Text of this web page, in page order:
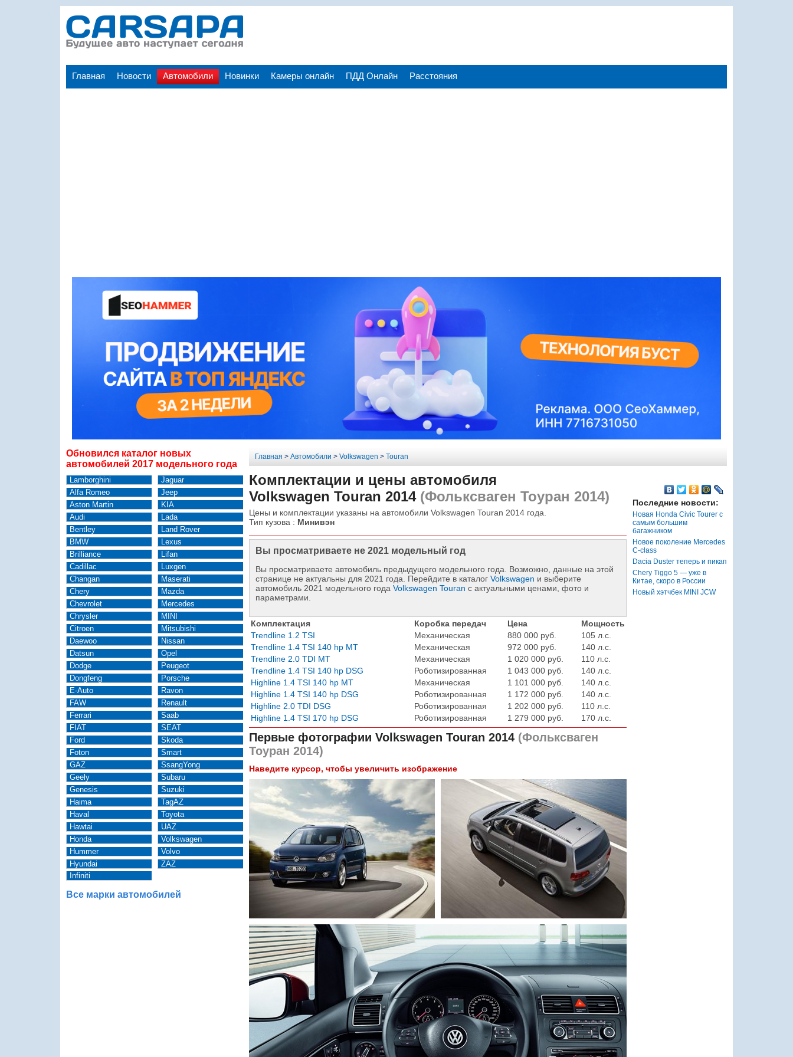
Главная Новости Автомобили Новинки Камеры онлайн ПДД Онлайн Расстояния
Обновился каталог новых
автомобилей 2017 модельного года
Lamborghini
Alfa Romeo
Aston Martin
Audi
Bentley
BMW
Brilliance
Cadillac
Changan
Chery
Chevrolet
Chrysler
Citroen
Daewoo
Datsun
Dodge
Dongfeng
E-Auto
FAW
Ferrari
FIAT
Ford
Foton
GAZ
Geely
Genesis
Haima
Haval
Hawtai
Honda
Hummer
Hyundai
Infiniti
Jaguar
Jeep
KIA
Lada
Land Rover
Lexus
Lifan
Luxgen
Maserati
Mazda
Mercedes
MINI
Mitsubishi
Nissan
Opel
Peugeot
Porsche
Ravon
Renault
Saab
SEAT
Skoda
Smart
SsangYong
Subaru
Suzuki
TagAZ
Toyota
UAZ
Volkswagen
Volvo
ZAZ
Все марки автомобилей
Главная > Автомобили > Volkswagen > Touran
Комплектации и цены автомобиля
Volkswagen Touran 2014(Фольксваген Тоуран 2014)
Цены и комплектации указаны на автомобили Volkswagen Touran 2014 года.
Тип кузова : Минивэн
Вы просматриваете не 2021 модельный год
Вы просматриваете автомобиль предыдущего модельного года. Возможно, данные на этой
странице не актуальны для 2021 года. Перейдите в каталог Volkswagen и выберите
автомобиль 2021 модельного года Volkswagen Touran с актуальными ценами, фото и
параметрами.
Комплектация Коробка передач Цена
Мощность
Trendline 1.2 TSI
Механическая 880 000 руб.
105 л.с.
Trendline 1.4 TSI 140 hp MT
Механическая 972 000 руб.
140 л.с.
Trendline 2.0 TDI MT
Механическая 1 020 000 руб.
110 л.с.
Trendline 1.4 TSI 140 hp DSG
Роботизированная 1 043 000 руб.
140 л.с.
Highline 1.4 TSI 140 hp MT
Механическая 1 101 000 руб.
140 л.с.
Highline 1.4 TSI 140 hp DSG
Роботизированная 1 172 000 руб.
140 л.с.
Highline 2.0 TDI DSG
Роботизированная 1 202 000 руб.
110 л.с.
Highline 1.4 TSI 170 hp DSG
Роботизированная 1 279 000 руб. 170 л.с.
Первые фотографии Volkswagen Touran 2014(Фольксваген
Тоуран 2014)
Наведите курсор, чтобы увеличить изображение
Последние новости:
Новая Honda Civic Tourer с
самым большим
багажником
Новое поколение Mercedes
C-class
Dacia Duster теперь и пикап
Chery Tiggo 5 — уже в
Китае, скоро в России
Новый хэтчбек MINI JCW